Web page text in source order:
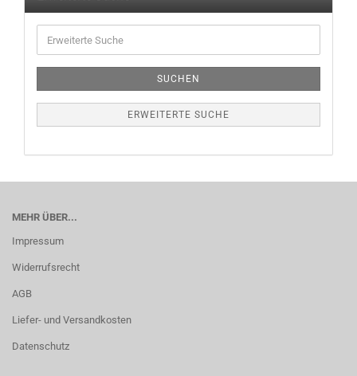
SUCHEN
ERWEITERTE SUCHE
MEHR ÜBER...
Impressum
Widerrufsrecht
AGB
Liefer- und Versandkosten
Datenschutz